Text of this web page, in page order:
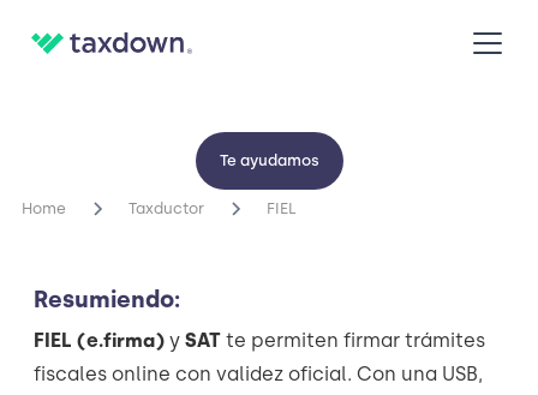
FIEL
Te ayudamos
Home Taxductor FIEL
Resumiendo:
FIEL (e.firma) y SAT te permiten firmar trámites
fiscales online con validez oficial. Con una USB,